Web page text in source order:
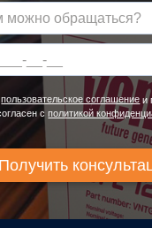
пользовательское соглашение и
сполитикой